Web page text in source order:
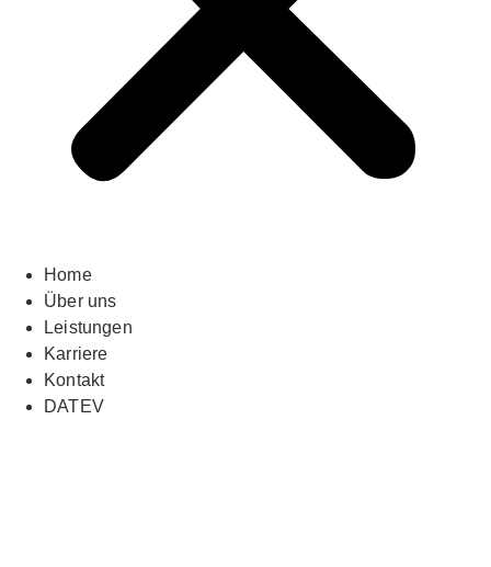
Home
Über uns
Leistungen
Karriere
Kontakt
DATEV